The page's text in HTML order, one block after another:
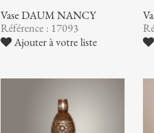
Vase DAUM NANCY
Référence : 17093
Ajouter à votre liste